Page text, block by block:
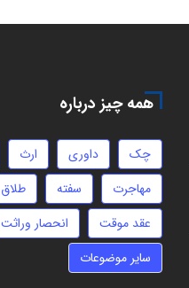
همه چیز درباره
چک داوری ارث
مهاجرت
سفته طلاق
عقد موقت
انحصار وراثت
سایر موضوعات